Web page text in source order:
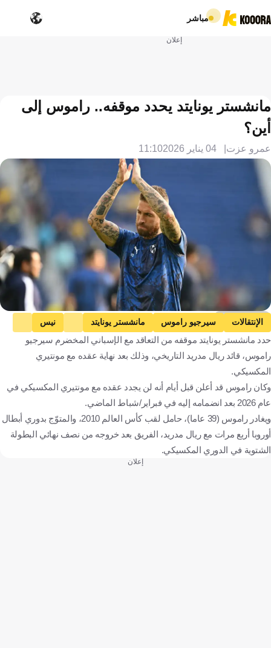
مباشر
إعلان
مانشستر يونايتد يحدد موقفه.. راموس إلى
أين؟
عمرو عزت 04 يناير 2026 11:10
Getty Images
الإنتقالات سيرجيو راموس مانشستر يونايتد
نيس
إسبانيا
إنجلترا فرنسا كرة قدم
حدد مانشستر يونايتد موقفه من التعاقد مع الإسباني المخضرم سيرجيو
راموس، قائد ريال مدريد التاريخي، وذلك بعد نهاية عقده مع مونتيري
المكسيكي.
وكان راموس قد أعلن قبل أيام أنه لن يجدد عقده مع مونتيري المكسيكي في
عام 2026 بعد انضمامه إليه في فبراير/شباط الماضي.
ويغادر راموس (39 عاما)، حامل لقب كأس العالم 2010، والمتوّج بدوري أبطال
أوروبا أربع مرات مع ريال مدريد، الفريق بعد خروجه من نصف نهائي البطولة
الشتوية في الدوري المكسيكي.
إعلان